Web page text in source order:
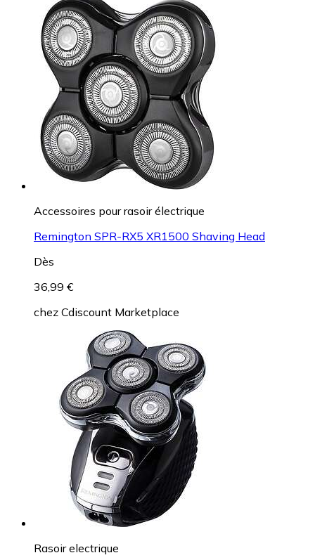
Accessoires pour rasoir électrique
Remington SPR-RX5 XR1500 Shaving Head
Dès
36,99 €
chez Cdiscount Marketplace
Rasoir electrique